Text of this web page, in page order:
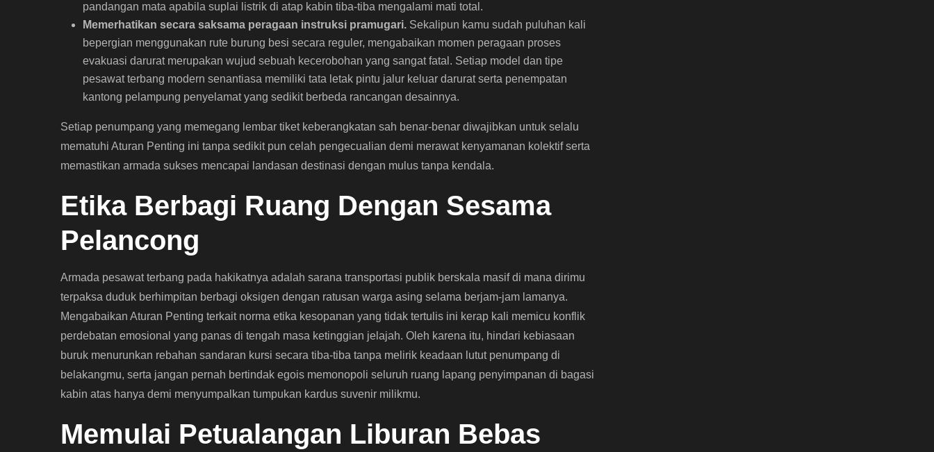
pandangan mata apabila suplai listrik di atap kabin tiba-tiba mengalami mati total.
Memerhatikan secara saksama peragaan instruksi pramugari. Sekalipun kamu sudah puluhan kali
bepergian menggunakan rute burung besi secara reguler, mengabaikan momen peragaan proses
evakuasi darurat merupakan wujud sebuah kecerobohan yang sangat fatal. Setiap model dan tipe
pesawat terbang modern senantiasa memiliki tata letak pintu jalur keluar darurat serta penempatan
kantong pelampung penyelamat yang sedikit berbeda rancangan desainnya.
Setiap penumpang yang memegang lembar tiket keberangkatan sah benar-benar diwajibkan untuk selalu
mematuhi Aturan Penting ini tanpa sedikit pun celah pengecualian demi merawat kenyamanan kolektif serta
memastikan armada sukses mencapai landasan destinasi dengan mulus tanpa kendala.
Etika Berbagi Ruang Dengan Sesama
Pelancong
Armada pesawat terbang pada hakikatnya adalah sarana transportasi publik berskala masif di mana dirimu
terpaksa duduk berhimpitan berbagi oksigen dengan ratusan warga asing selama berjam-jam lamanya.
Mengabaikan Aturan Penting terkait norma etika kesopanan yang tidak tertulis ini kerap kali memicu konflik
perdebatan emosional yang panas di tengah masa ketinggian jelajah. Oleh karena itu, hindari kebiasaan
buruk menurunkan rebahan sandaran kursi secara tiba-tiba tanpa melirik keadaan lutut penumpang di
belakangmu, serta jangan pernah bertindak egois memonopoli seluruh ruang lapang penyimpanan di bagasi
kabin atas hanya demi menyumpalkan tumpukan kardus suvenir milikmu.
Memulai Petualangan Liburan Bebas